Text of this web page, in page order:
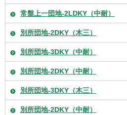
常盤上一団地-2LDKY（中耐）
別所団地-2DKY（木三）
別所団地-3DKY（中耐）
別所団地-2DKY（中耐）
別所団地-3DKY（木三）
別所団地-2DKY（中耐）